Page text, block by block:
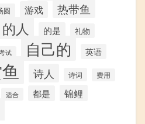
圆 游戏 热带鱼
的人 的是 礼物
试 自己的 英语
诗人 诗词 费用
适合 都是 锦鲤